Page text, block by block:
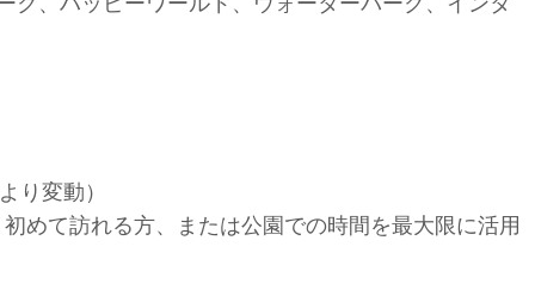
り変動）
めて訪れる方、または公園での時間を最大限に活用